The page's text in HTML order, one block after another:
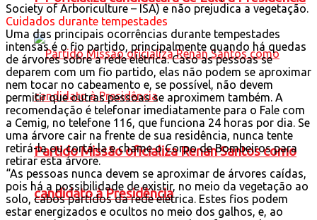
Partido Missão oficializa Renan Santos como
candidato à Presidência
Society of Arboriculture – ISA) e não prejudica a vegetação.
Cuidados durante tempestades
Uma das principais ocorrências durante tempestades
intensas é o fio partido, principalmente quando há quedas
de árvores sobre a rede elétrica. Caso as pessoas se
deparem com um fio partido, elas não podem se aproximar
nem tocar no cabeamento e, se possível, não devem
permitir que outras pessoas se aproximem também. A
recomendação é telefonar imediatamente para o Fale com
a Cemig, no telefone 116, que funciona 24 horas por dia. Se
uma árvore cair na frente de sua residência, nunca tente
retirá-la ou cortá-la e chame o Corpo de Bombeiros para
retirar esta árvore.
“As pessoas nunca devem se aproximar de árvores caídas,
pois há a possibilidade de existir, no meio da vegetação ao
solo, cabos partidos da rede elétrica. Estes fios podem
estar energizados e ocultos no meio dos galhos, e, ao